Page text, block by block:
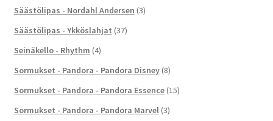
Säästölipas - Nordahl Andersen (3)
Säästölipas - Ykköslahjat (37)
Seinäkello - Rhythm (4)
Sormukset - Pandora - Pandora Disney (8)
Sormukset - Pandora - Pandora Essence (15)
Sormukset - Pandora - Pandora Marvel (3)